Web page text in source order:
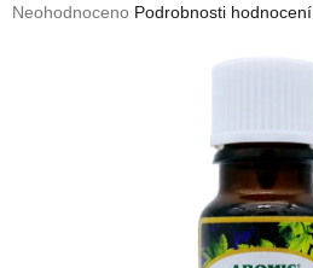
Průměrné
Neohodnoceno Podrobnosti hodnocení